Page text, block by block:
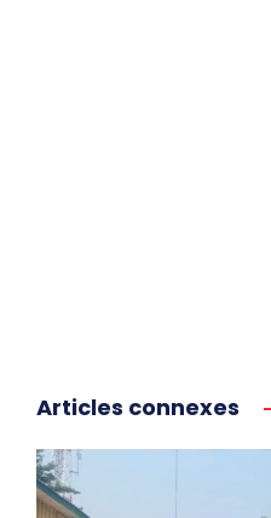
Articles connexes